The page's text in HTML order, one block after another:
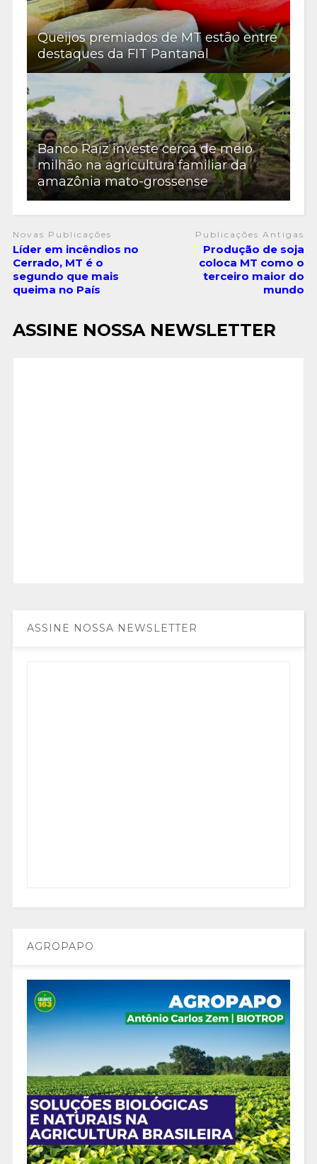
Queijos premiados de MT estão entre
destaques da FIT Pantanal
Banco Raiz investe cerca de meio
milhão na agricultura familiar da
amazônia mato-grossense
Novas Publicações
Líder em incêndios no
Cerrado, MT é o
segundo que mais
queima no País
Publicações Antigas
Produção de soja
coloca MT como o
terceiro maior do
mundo
ASSINE NOSSA NEWSLETTER
ASSINE NOSSA NEWSLETTER
AGROPAPO